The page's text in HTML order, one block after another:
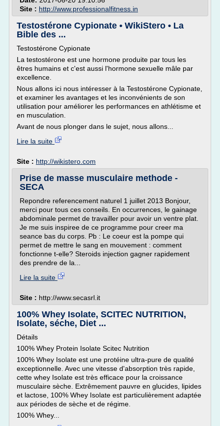
Site : http://www.professionalfitness.in
Testostérone Cypionate • WikiStero • La
Bible des ...
Testostérone Cypionate
La testostérone est une hormone produite par tous les
êtres humains et c'est aussi l'hormone sexuelle mâle par
excellence.
Nous allons ici nous intéresser à la Testostérone Cypionate,
et examiner les avantages et les inconvénients de son
utilisation pour améliorer les performances en athlétisme et
en musculation.
Avant de nous plonger dans le sujet, nous allons...
Lire la suite
Site : http://wikistero.com
Prise de masse musculaire methode -
SECA
Repondre referencement naturel 1 juillet 2013 Bonjour,
merci pour tous ces conseils. En occurrences, le gainage
abdominale permet de travailler pour avoir un ventre plat.
Je me suis inspiree de ce programme pour creer ma
seance bas du corps. Pb : Le coeur est la pompe qui
permet de mettre le sang en mouvement : comment
fonctionne t-elle? Steroids injection gagner rapidement
des prendre de la...
Lire la suite
Site : http://www.secasrl.it
100% Whey Isolate, SCITEC NUTRITION,
Isolate, séche, Diet ...
Détails
100% Whey Protein Isolate Scitec Nutrition
100% Whey Isolate est une protéine ultra-pure de qualité
exceptionnelle. Avec une vitesse d'absorption très rapide,
cette whey Isolate est très efficace pour la croissance
musculaire sèche. Extrêmement pauvre en glucides, lipides
et lactose, 100% Whey Isolate est particulièrement adaptée
aux périodes de sèche et de régime.
100% Whey...